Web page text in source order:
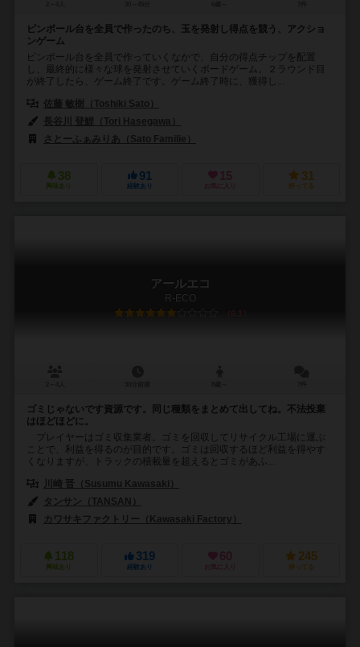
ピンボール台を全員で作ったのち、玉を発射し得点を競う、アクショ
ンゲーム
ピンボール台を全員で作っていくなかで、自分の得点チップを配置
し、最終的に様々な球を発射させていくボードゲーム。２ラウンド目
が終了したら、ゲーム終了です。ゲーム終了時に、獲得し...
佐藤 敏樹（Toshiki Sato）
長谷川 登鯉（Tori Hasegawa）
さとーふぁみりあ（Sato Familie）
38
興味あり
91
経験あり
15
お気に入り
31
持ってる
アールエコ
R-ECO
6.1
ゴミじゃないです資源です。同じ種類をまとめて出してね。不法投棄
はほどほどに。
プレイヤーはゴミ収集業者。ゴミを回収してリサイクル工場に運ぶ
ことで、利益を得るのが目的です。ゴミは回収するほど利益を得やす
くなりますが、トラックの積載量を超えるとゴミがあふ...
川崎 晋（Susumu Kawasaki）
タンサン（TANSAN）
カワサキファクトリー（Kawasaki Factory）
118
興味あり
319
経験あり
60
お気に入り
245
持ってる